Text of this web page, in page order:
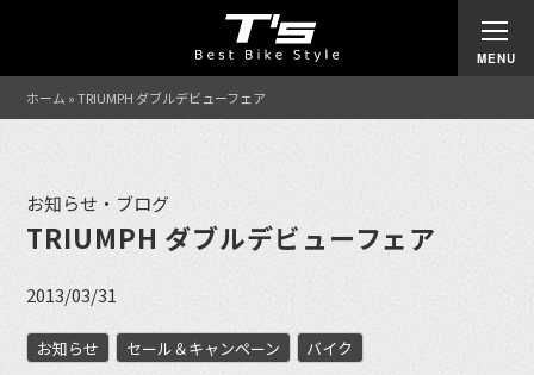
ホーム »TRIUMPH ダブルデビューフェア
お知らせ・ブログ
TRIUMPH ダブルデビューフェア
2013/03/31
お知らせ セール＆キャンペーン バイク